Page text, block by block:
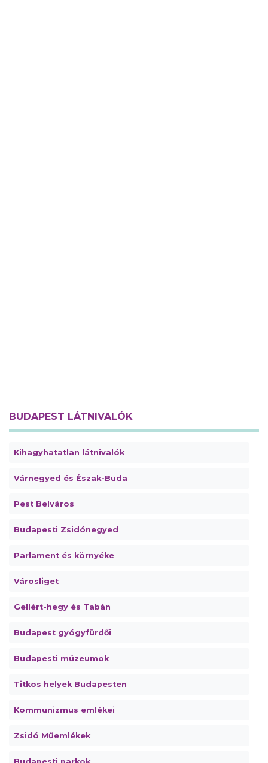
BUDAPEST LÁTNIVALÓK
Kihagyhatatlan látnivalók
Várnegyed és Észak-Buda
Pest Belváros
Budapesti Zsidónegyed
Parlament és környéke
Városliget
Gellért-hegy és Tabán
Budapest gyógyfürdői
Budapesti múzeumok
Titkos helyek Budapesten
Kommunizmus emlékei
Zsidó Műemlékek